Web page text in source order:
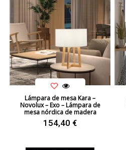
Lámpara de mesa Kara –
Novolux – Exo – Lámpara de
mesa nórdica de madera
154,40 €